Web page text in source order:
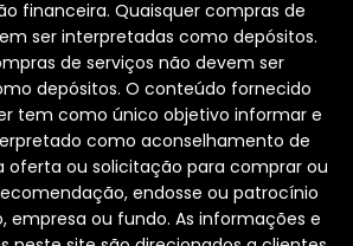
financeira. Quaisquer compras de
ser interpretadas como depósitos.
de serviços não devem ser
depósitos. O conteúdo fornecido
tem como único objetivo informar e
como aconselhamento de
oferta ou solicitação para comprar ou
endosse ou patrocínio
empresa ou fundo. As informações e